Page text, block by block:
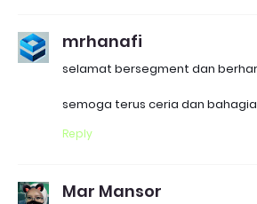
mrhanafi
selamat bersegment dan
semoga terus ceria dan bahagia
Reply
Mar Mansor